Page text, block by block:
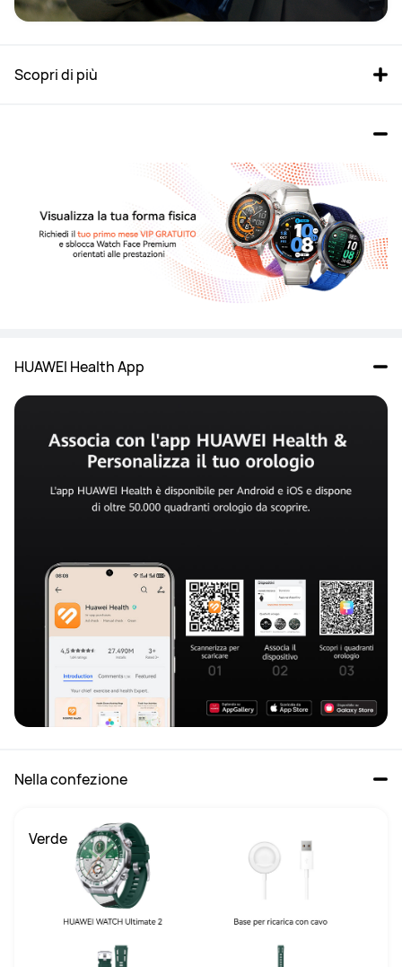
Scopri di più
HUAWEI Health App
Nella confezione
Verde